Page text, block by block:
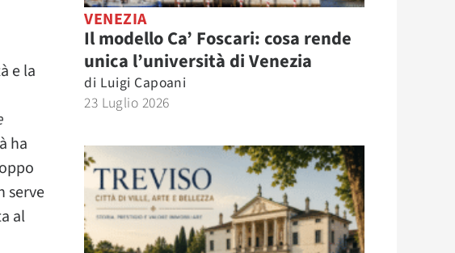
e la
ha
serve
al
VENEZIA
Il modello Ca’ Foscari: cosa rende
unica l’università di Venezia
di Luigi Capoani
23 Luglio 2026